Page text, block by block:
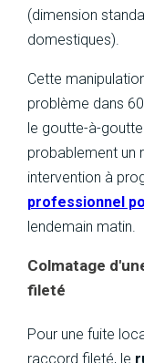
(dimension
domestiques).
Cette
problème dans
le goutte-à-
probablement un
intervention à
professionnel
lendemain matin.
Colmatage
fileté
Pour une fuite
raccord fileté, le